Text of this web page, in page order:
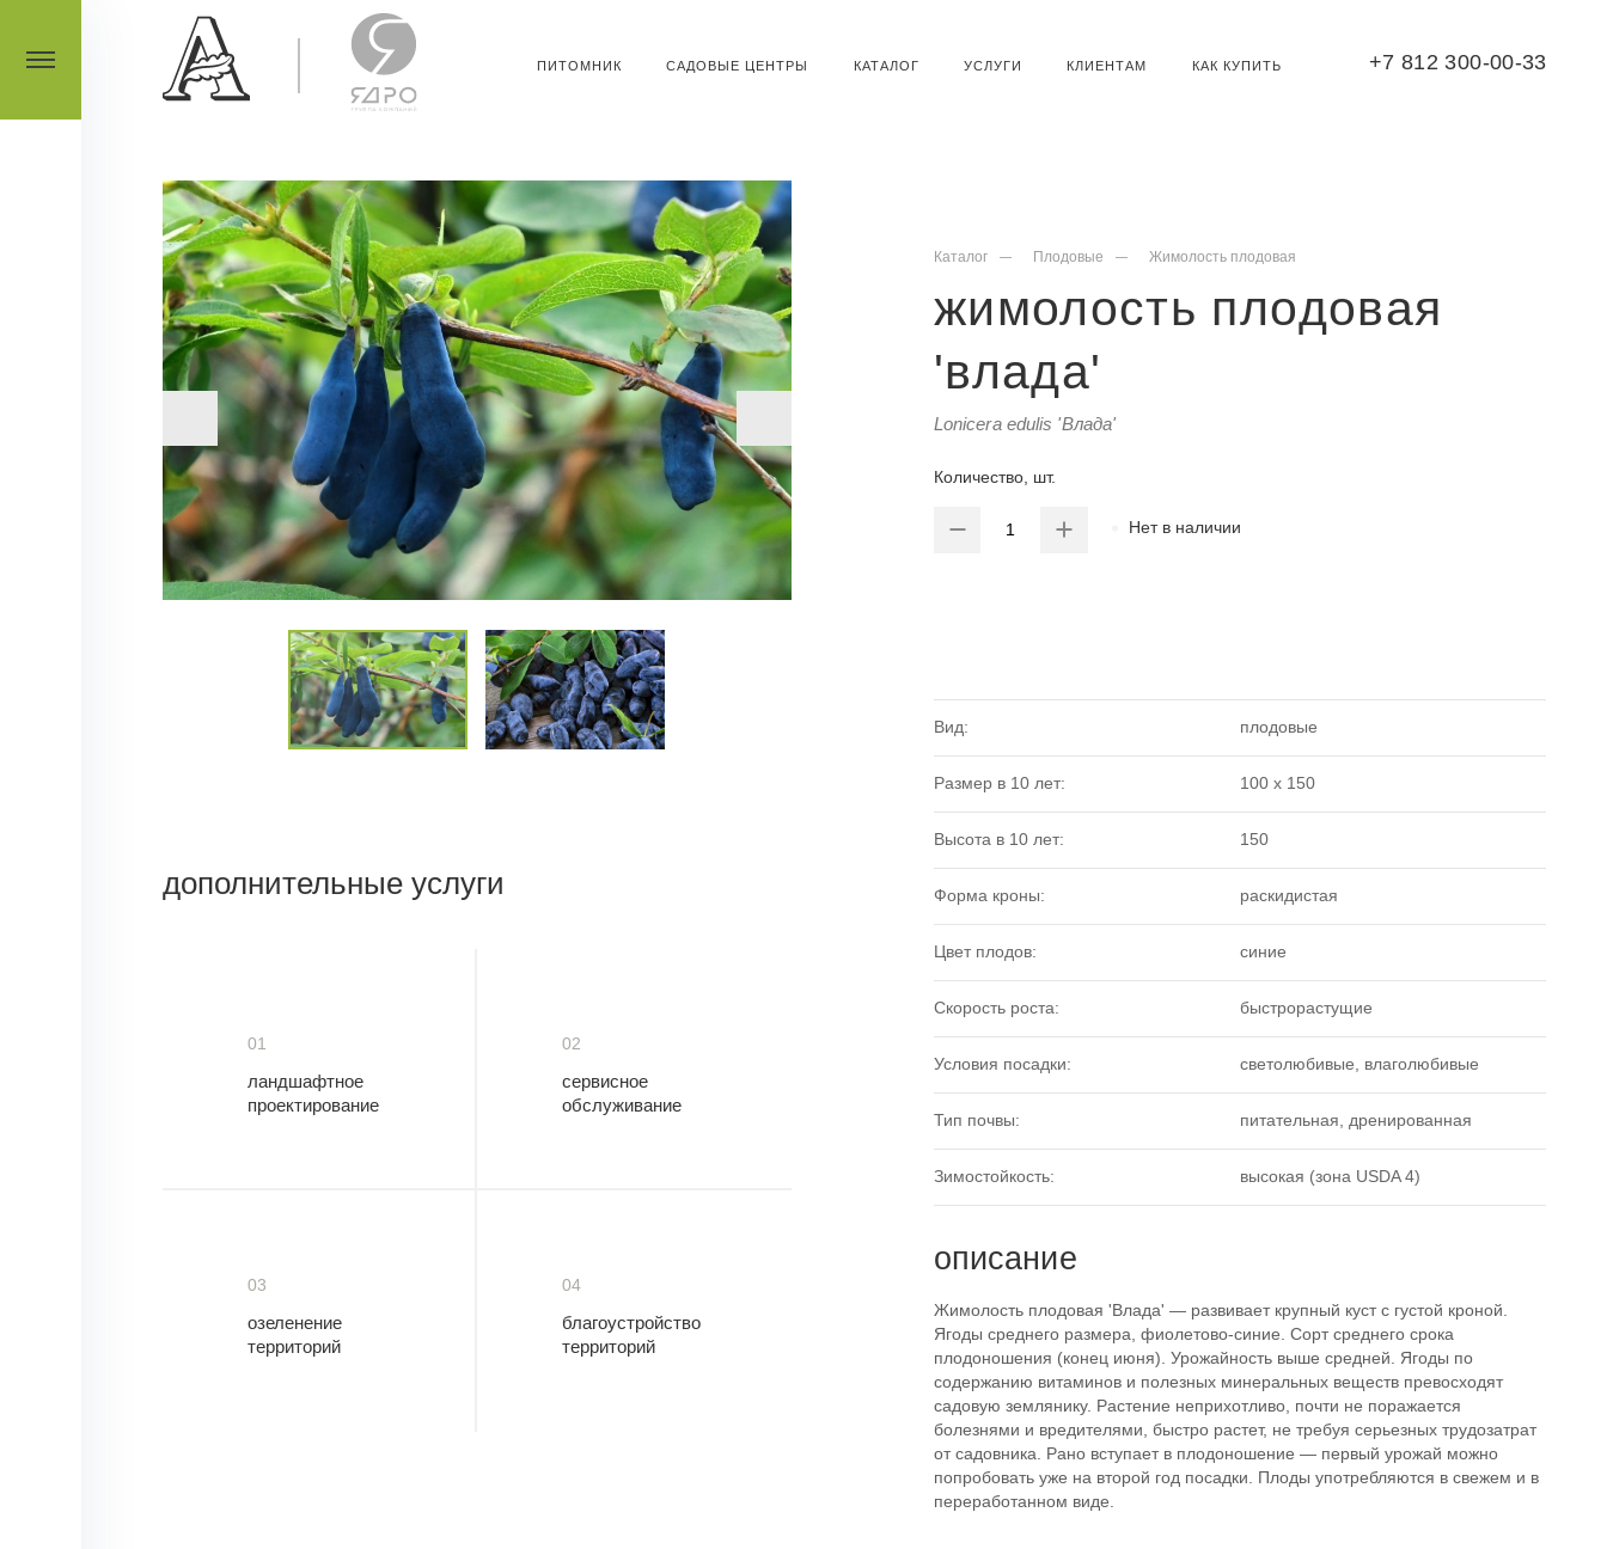
ПИТОМНИК САДОВЫЕ ЦЕНТРЫ КАТАЛОГ УСЛУГИ КЛИЕНТАМ КАК КУПИТЬ +7 812 300-00-33
дополнительные услуги
01
ландшафтное
проектирование
02
сервисное
обслуживание
03
озеленение
территорий
04
благоустройство
территорий
Каталог Плодовые Жимолость плодовая
жимолость плодовая
'влада'
Lonicera edulis 'Влада'
Количество, шт.
Нет в наличии
Вид: плодовые
Размер в 10 лет: 100 х 150
Высота в 10 лет: 150
Форма кроны: раскидистая
Цвет плодов: синие
Скорость роста: быстрорастущие
Условия посадки: светолюбивые, влаголюбивые
Тип почвы: питательная, дренированная
Зимостойкость: высокая (зона USDA 4)
описание
Жимолость плодовая 'Влада' — развивает крупный куст с густой кроной.
Ягоды среднего размера, фиолетово-синие. Сорт среднего срока
плодоношения (конец июня). Урожайность выше средней. Ягоды по
содержанию витаминов и полезных минеральных веществ превосходят
садовую землянику. Растение неприхотливо, почти не поражается
болезнями и вредителями, быстро растет, не требуя серьезных трудозатрат
от садовника. Рано вступает в плодоношение — первый урожай можно
попробовать уже на второй год посадки. Плоды употребляются в свежем и в
переработанном виде.